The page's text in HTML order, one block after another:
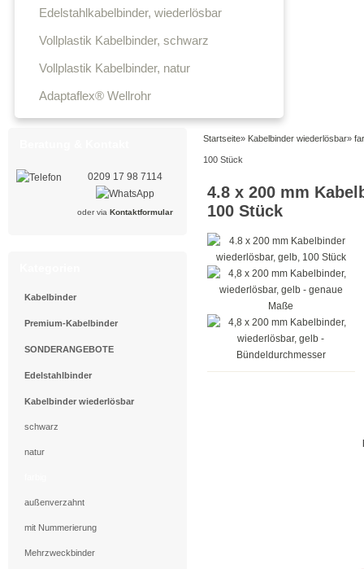
Edelstahlkabelbinder, wiederlösbar
Vollplastik Kabelbinder, schwarz
Vollplastik Kabelbinder, natur
Adaptaflex® Wellrohr
0209 17 98 7114
oder viaKontaktformular
Kabelbinder
Premium-Kabelbinder
SONDERANGEBOTE
Edelstahlbinder
Kabelbinder wiederlösbar
schwarz
natur
außenverzahnt
mit Nummerierung
Mehrzweckbinder
Startseite» Kabelbinder wiederlösbar»
100 Stück
4.8 x 200 mm
100 Stück